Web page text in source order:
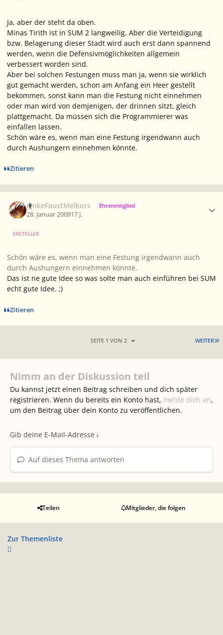
Ja, aber der steht da oben.
Minas Tirith ist in SUM 2 langweilig. Aber die Verteidigung
bzw. Belagerung dieser Stadt wird auch erst dann spannend
werden, wenn die Defensivmöglichkeiten allgemein
verbessert worden sind.
Aber bei solchen Festungen muss man ja, wenn sie wirklich
gut gemacht werden, schon am Anfang ein Heer gestellt
bekommen, sonst kann man die Festung nicht einnehmen
oder man wird von demjenigen, der drinnen sitzt, gleich
plattgemacht. Da müssen sich die Programmierer was
einfallen lassen.
Schön wäre es, wenn man eine Festung irgendwann auch
durch Aushungern einnehmen könnte.
Zitieren
LinkeFaustMelkors Ehrenmitglied
28. Januar 200917 J.
ERSTELLER
Schön wäre es, wenn man eine Festung irgendwann auch
durch Aushungern einnehmen könnte.
Das ist ne gute Idee so was solte man auch einführen bei SUM
echt gute Idee. ;)
Zitieren
WEITER
SEITE 1 VON 2
Nimm an der Diskussion teil
Du kannst jetzt einen Beitrag schreiben und dich später
registrieren. Wenn du bereits ein Konto hast, melde dich an,
um den Beitrag über dein Konto zu veröffentlichen.
Auf dieses Thema antworten
Teilen Mitglieder, die folgen
Zur Themenliste